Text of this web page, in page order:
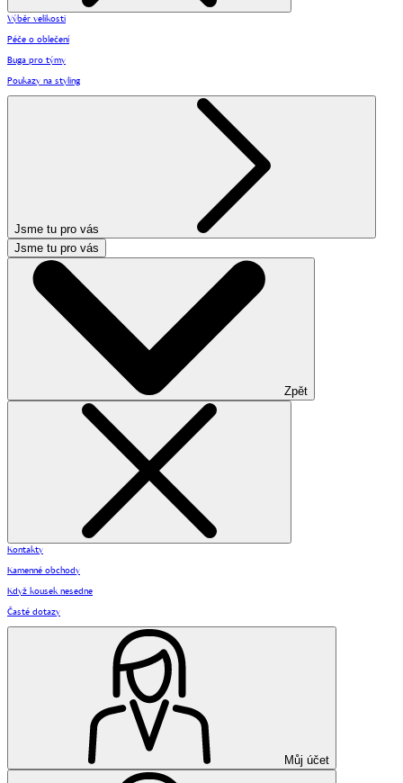
Výběr velikosti
Péče o oblečení
Buga pro týmy
Poukazy na styling
Jsme tu pro vás
Jsme tu pro vás
Zpět
Kontakty
Kamenné obchody
Když kousek nesedne
Časté dotazy
Můj účet